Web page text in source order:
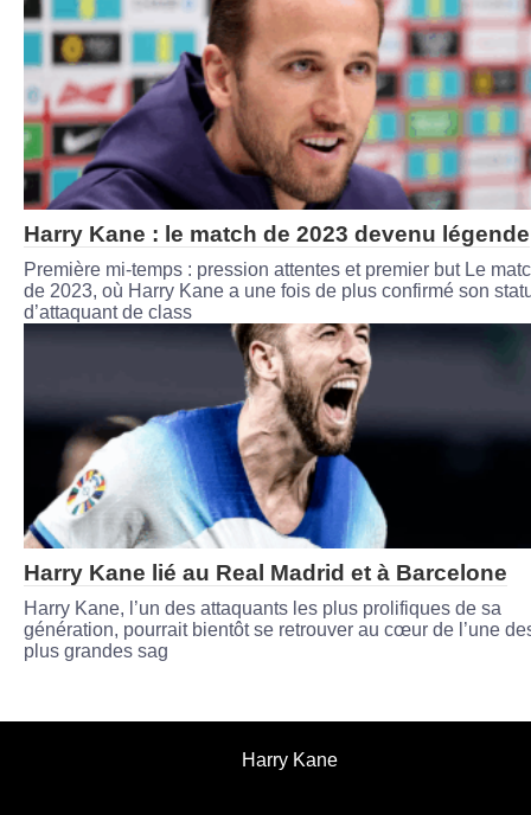
Harry Kane : le match de 2023 devenu légende
Première mi-temps : pression attentes et premier but Le
de 2023, où Harry Kane a une fois de plus confirmé son
d’attaquant de class
Harry Kane lié au Real Madrid et à Barcelone
Harry Kane, l’un des attaquants les plus prolifiques de sa
génération, pourrait bientôt se retrouver au cœur de l’une
plus grandes sag
Harry Kane